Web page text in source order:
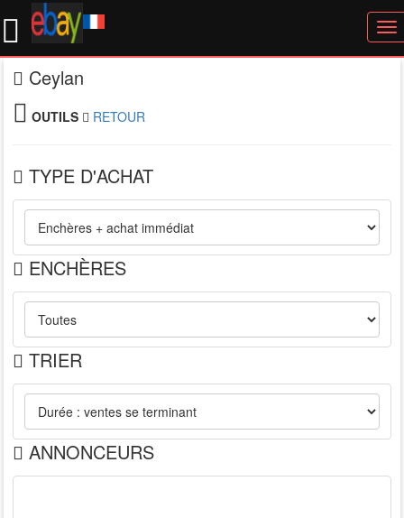
Ceylan
OUTILS RETOUR
TYPE D'ACHAT
ENCHÈRES
TRIER
ANNONCEURS